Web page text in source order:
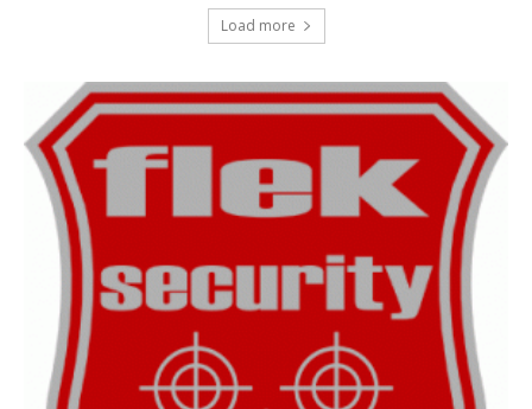
Load more